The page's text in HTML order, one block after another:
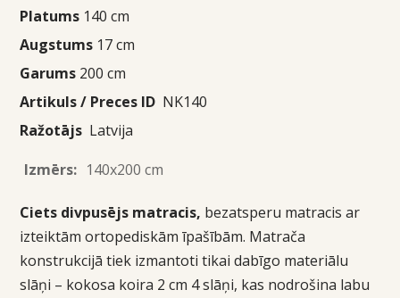
Platums 140 cm
Augstums 17 cm
Garums 200 cm
Artikuls / Preces ID NK140
Ražotājs Latvija
Izmērs: 140x200 cm
Ciets divpusējs matracis, bezatsperu matracis ar
izteiktām ortopediskām īpašībām. Matrača
konstrukcijā tiek izmantoti tikai dabīgo materiālu
slāņi – kokosa koira 2 cm 4 slāņi, kas nodrošina labu